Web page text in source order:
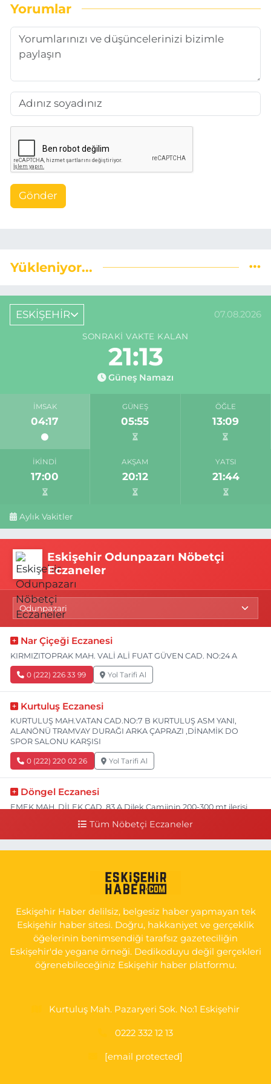
Yorumlar
Gönder
Yükleniyor...
ESKİŞEHİR 07.08.2026
SONRAKI VAKTE KALAN
21:12
Güneş Namazı
İMSAK
04:17
GÜNEŞ
05:55
ÖĞLE
13:09
İKINDI
17:00
AKŞAM
20:12
YATSI
21:44
Aylık Vakitler
Eskişehir Odunpazarı Nöbetçi
Eczaneler
Nar Çiçeği Eczanesi
KIRMIZITOPRAK MAH. VALİ ALİ FUAT GÜVEN CAD. NO:24 A
0 (222) 226 33 99 Yol Tarifi Al
Kurtuluş Eczanesi
KURTULUŞ MAH.VATAN CAD.NO:7 B KURTULUŞ ASM YANI,
ALANÖNÜ TRAMVAY DURAĞI ARKA ÇAPRAZI ,DİNAMİK DO
SPOR SALONU KARŞISI
0 (222) 220 02 26 Yol Tarifi Al
Döngel Eczanesi
EMEK MAH. DİLEK CAD. 83 A Dilek Camiinin 200-300 mt ilerisi
İSTİKLAL MAH. ŞAİR FUZULİ CAD. NO:35 A HAVA HASTANESİ
KARŞI KÖŞESİ ŞAİR FUZULİ AİLE SAĞLIĞI MERKEZİ KARŞISI
0 (222) 230 11 31 Yol Tarifi Al
Tüm Nöbetçi Eczaneler
Eskişehir Haber delilsiz, belgesiz haber yapmayan tek
Eskişehir haber sitesi. Doğru, hakkaniyet ve gerçeklik
öğelerinin benimsendiği tarafsız gazeteciliğin
Eskişehir'de yegane örneği. Dedikoduyu değil gerçekleri
öğrenebileceğiniz Eskişehir haber platformu.
Kurtuluş Mah. Pazaryeri Sok. No:1 Eskişehir
0222 332 12 13
[email protected]